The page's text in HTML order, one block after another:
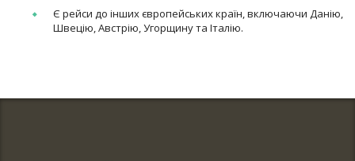
Є рейси до інших європейських країн, включаючи Данію,
Швецію, Австрію, Угорщину та Італію.